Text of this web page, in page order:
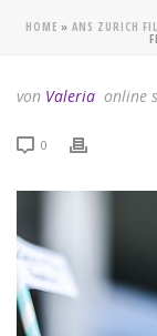
HOME » ANS ZURICH
von Valeria online
0